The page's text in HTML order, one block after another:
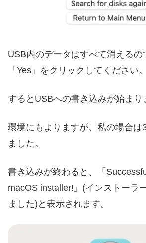
USB内のデータはすべて消えるの
「Yes」をクリックしてください。
するとUSBへの書き込みが始まり
環境にもよりますが、私の場合は
ました。
書き込みが終わると、「
macOS installer!」(インストーラ
ました)と表示されます。